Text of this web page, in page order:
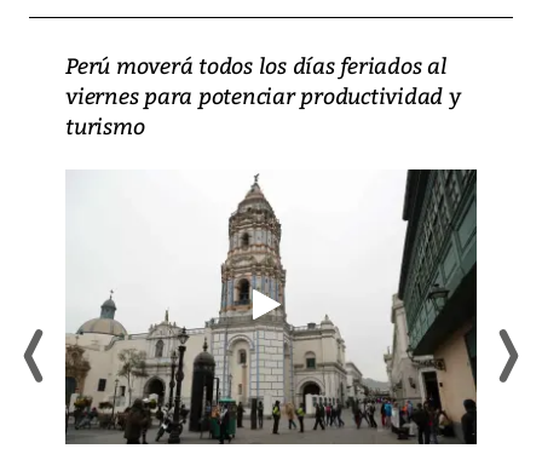
Perú moverá todos los días feriados al
viernes para potenciar productividad y
turismo